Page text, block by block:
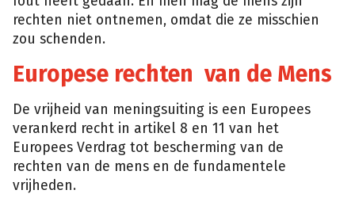
rechten niet ontnemen, omdat die ze misschien
zou schenden.
Europese rechten van de Mens
De vrijheid van meningsuiting is een Europees
verankerd recht in artikel 8 en 11 van het
Europees Verdrag tot bescherming van de
rechten van de mens en de fundamentele
vrijheden.